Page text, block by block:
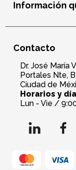
Información
Contacto
Dr. José María
Portales Nte,
Ciudad de
Horarios y
Lun - Vie /